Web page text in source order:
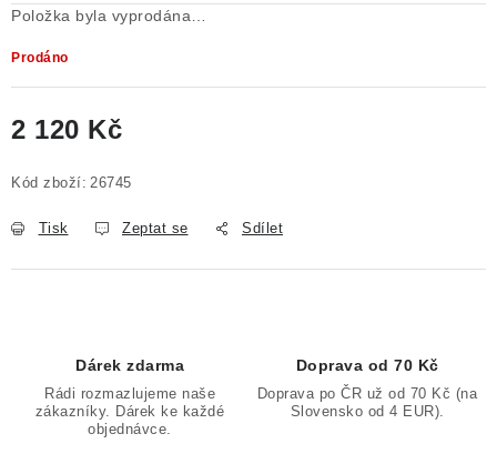
Položka byla vyprodána…
Prodáno
2 120 Kč
Kód zboží: 26745
Tisk Zeptat se Sdílet
Dárek zdarma
Rádi rozmazlujeme naše
zákazníky. Dárek ke každé
objednávce.
Doprava od 70 Kč
Doprava po ČR už od 70 Kč (na
Slovensko od 4 EUR).